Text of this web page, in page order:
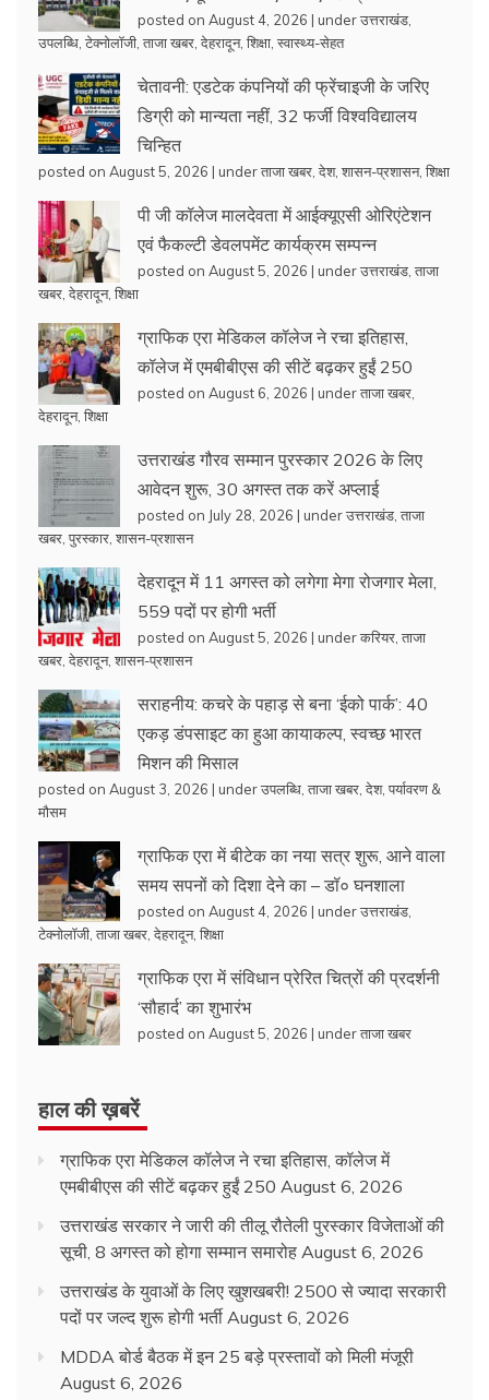
posted on August 4, 2026 | underउत्तराखंड
उपलब्धि टेक्नोलॉजी ताजा खबर देहरादून, शिक्षा स्वास्थ्य-सेहत
चेतावनी: एडटेक कंपनियों की फ्रेंचाइजी के जरिए
डिग्री को मान्यता नहीं, 32 फर्जी विश्वविद्यालय
चिन्हित
posted on August 5, 2026 | underताजा खबर देश, शासन-प्रशासन, शिक्षा
पी जी कॉलेज मालदेवता में आईक्यूएसी ओरिएंटेशन
एवं फैकल्टी डेवलपमेंट कार्यक्रम सम्पन्न
posted on August 5, 2026 | underउत्तराखंड ताजा
खबर देहरादून, शिक्षा
ग्राफिक एरा मेडिकल कॉलेज ने रचा इतिहास,
कॉलेज में एमबीबीएस की सीटें बढ़कर हुईं 250
posted on August 6, 2026 | underताजा खबर
देहरादून, शिक्षा
उत्तराखंड गौरव सम्मान पुरस्कार 2026 के लिए
आवेदन शुरू, 30 अगस्त तक करें अप्लाई
posted on July 28, 2026 | underउत्तराखंड ताजा
खबर पुरस्कार शासन-प्रशासन
देहरादून में 11 अगस्त को लगेगा मेगा रोजगार मेला,
559 पदों पर होगी भर्ती
posted on August 5, 2026 | underकरियर ताजा
खबर देहरादून, शासन-प्रशासन
सराहनीय: कचरे के पहाड़ से बना ‘ईको पार्क’: 40
एकड़ डंपसाइट का हुआ कायाकल्प, स्वच्छ भारत
मिशन की मिसाल
posted on August 3, 2026 | underउपलब्धि ताजा खबर देश, पर्यावरण &
मौसम
ग्राफिक एरा में बीटेक का नया सत्र शुरू, आने वाला
समय सपनों को दिशा देने का – डॉ० घनशाला
posted on August 4, 2026 | underउत्तराखंड
टेक्नोलॉजी ताजा खबर देहरादून, शिक्षा
ग्राफिक एरा में संविधान प्रेरित चित्रों की प्रदर्शनी
‘सौहार्द’ का शुभारंभ
posted on August 5, 2026 | underताजा खबर
हाल की ख़बरें
ग्राफिक एरा मेडिकल कॉलेज ने रचा इतिहास, कॉलेज में
एमबीबीएस की सीटें बढ़कर हुईं 250 August 6, 2026
उत्तराखंड सरकार ने जारी की तीलू रौतेली पुरस्कार विजेताओं की
सूची, 8 अगस्त को होगा सम्मान समारोह August 6, 2026
उत्तराखंड के युवाओं के लिए खुशखबरी! 2500 से ज्यादा सरकारी
पदों पर जल्द शुरू होगी भर्ती August 6, 2026
MDDA बोर्ड बैठक में इन 25 बड़े प्रस्तावों को मिली मंजूरी
August 6, 2026